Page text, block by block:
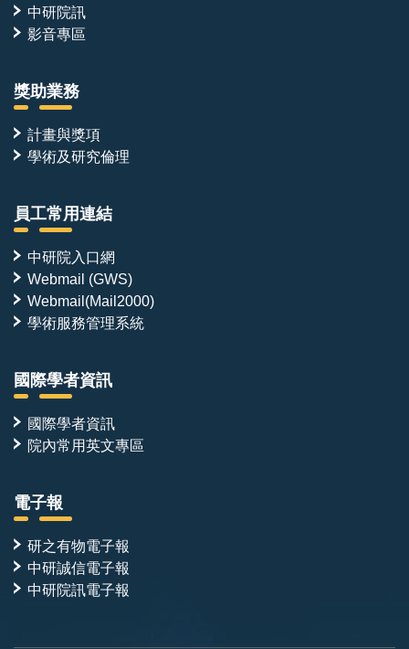
中研院訊
影音專區
獎助業務
計畫與獎項
學術及研究倫理
員工常用連結
中研院入口網
Webmail (GWS)
Webmail(Mail2000)
學術服務管理系統
國際學者資訊
國際學者資訊
院內常用英文專區
電子報
研之有物電子報
中研誠信電子報
中研院訊電子報